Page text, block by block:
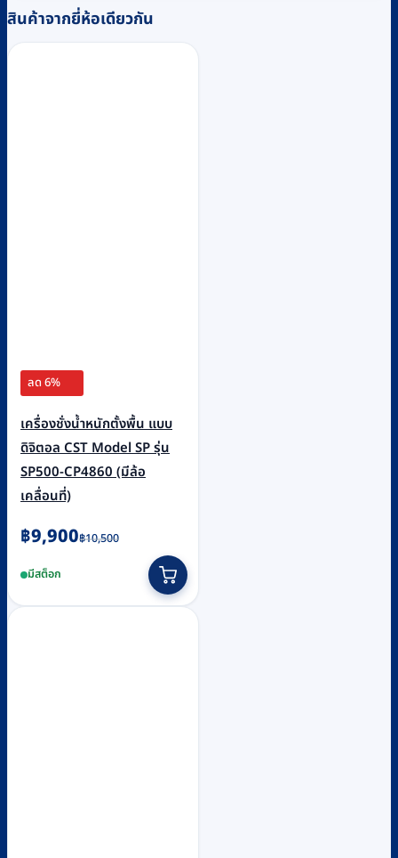
สินค้าจากยี่ห้อเดียวกัน
ลด 6%
เครื่องชั่งน้ำหนักตั้งพื้น แบบ
ดิจิตอล CST Model SP รุ่น
SP500-CP4860 (มีล้อ
เคลื่อนที่)
฿10,500
Original
was:
฿10,500.
฿9,900
Current
is:
฿9,900.
มีสต็อก